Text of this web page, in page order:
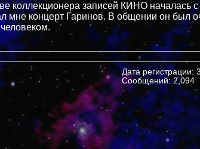
коллекционера записей КИНО началась
мне концерт Гаринов. В общении он был
Дата регистрации:
Сообщений: 2,094